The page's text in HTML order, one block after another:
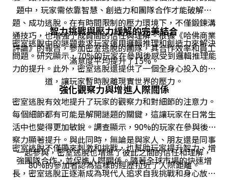
題中，玩家需依靠智慧、創造力和團隊合作才能破解謎
題、成功逃脫。在有時間限制的壓力環境下，不僅鍛鍊溝
通技巧，也增強了成員間的信任與理解。根據《哈佛商業
評論》的報告，參加密室逃脫的團隊，其合作效率和員工
滿意度平均提升了15%。
智力挑戰與壓力緩解的完美結合
密室逃脫中的謎題要求玩家運用邏輯推理和創造力來解決
問題。研究顯示，70%的玩家在參與後感受到邏輯推理能
力的提升。此外，密室逃脫還提供了一個全身心投入的管
道，讓玩家暫時脫離現實世界的壓力。
強化觀察力與增進人際關係
密室逃脫有效地提升了玩家的觀察力和對細節的注意力。
每個細節都有可能是解開謎題的關鍵，這讓玩家在日常生
活中也變得更加敏銳。調查顯示，90%的玩家在參與後觀
察力顯著提升。與此同時，無論是與家人、朋友還是同事
一起參與，密室逃脫也增進了彼此之間的信任和理解，
80%的參加者認為這樣的經歷拉近了人際距離。
密室逃脫不僅帶來刺激和挑戰，也幫助玩家提升智力、增
強團隊合作，並促進人際關係。隨著全球市場的快速增
長，密室逃脫正逐漸成為現代人追求自我挑戰和身心放鬆